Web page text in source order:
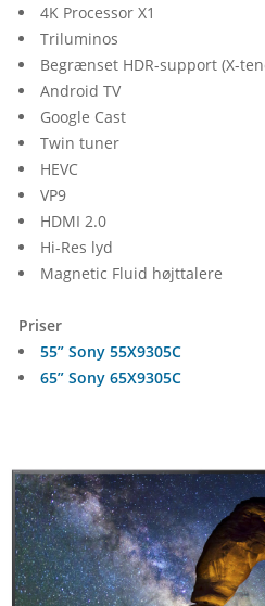
4K Processor X1
Triluminos
Begrænset HDR-support (X-
Android TV
Google Cast
Twin tuner
HEVC
VP9
HDMI 2.0
Magnetic Fluid højttalere
Priser
55” Sony 55X9305C
65” Sony 65X9305C